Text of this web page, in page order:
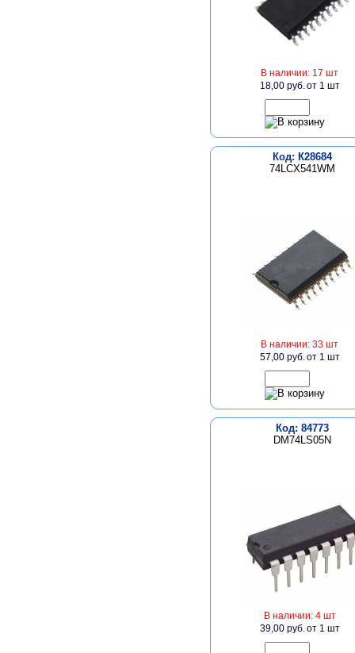
В наличии: 17 шт
18,00 руб.от 1 шт
Код: К28684
74LCX541WM
В наличии: 33 шт
57,00 руб.от 1 шт
Код: 84773
DM74LS05N
В наличии: 4 шт
39,00 руб.от 1 шт